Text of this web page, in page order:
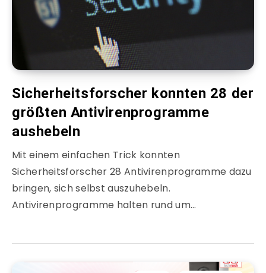
Sicherheitsforscher konnten 28 der
größten Antivirenprogramme
aushebeln
Mit einem einfachen Trick konnten
Sicherheitsforscher 28 Antivirenprogramme dazu
bringen, sich selbst auszuhebeln.
Antivirenprogramme halten rund um…